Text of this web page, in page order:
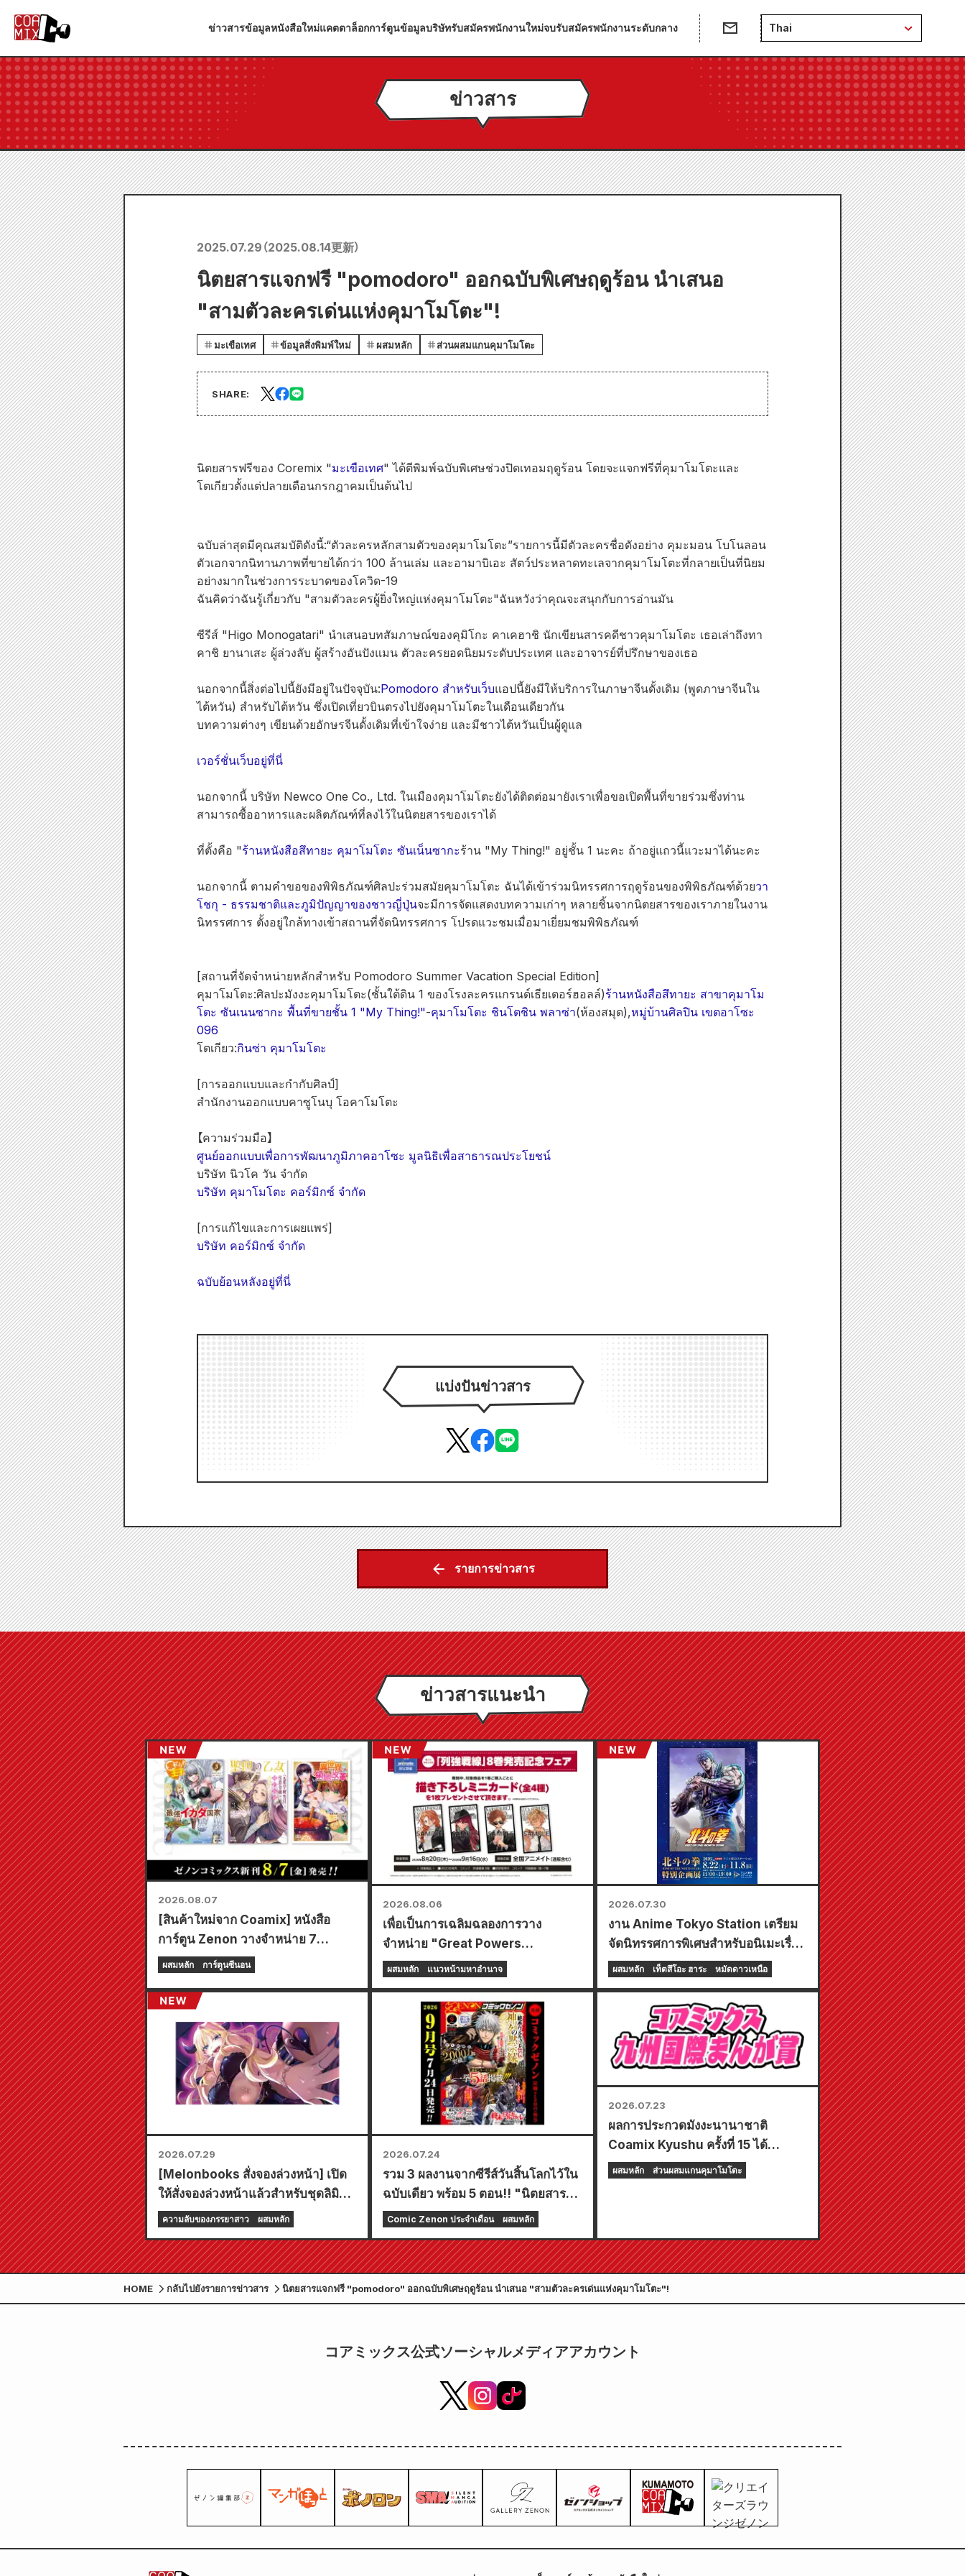
ข่าวสารข้อมูลหนังสือใหม่แคตตาล็อกการ์ตูนข้อมูลบริษัทรับสมัครพนักงานใหม่จบรับสมัครพนักงานระดับกลาง Thai
ข่าวสาร
2025.07.29 （2025.08.14更新）
นิตยสารแจกฟรี "pomodoro" ออกฉบับพิเศษฤดูร้อน นำเสนอ
"สามตัวละครเด่นแห่งคุมาโมโตะ"!
มะเขือเทศ ข้อมูลสิ่งพิมพ์ใหม่ ผสมหลัก ส่วนผสมแกนคุมาโมโตะ
SHARE:
นิตยสารฟรีของ Coremix "มะเขือเทศ" ได้ตีพิมพ์ฉบับพิเศษช่วงปิดเทอมฤดูร้อน โดยจะแจกฟรีที่คุมาโมโตะและ
โตเกียวตั้งแต่ปลายเดือนกรกฎาคมเป็นต้นไป
ฉบับล่าสุดมีคุณสมบัติดังนี้:“ตัวละครหลักสามตัวของคุมาโมโตะ”รายการนี้มีตัวละครชื่อดังอย่าง คุมะมอน โบโนลอน
ตัวเอกจากนิทานภาพที่ขายได้กว่า 100 ล้านเล่ม และอามาบิเอะ สัตว์ประหลาดทะเลจากคุมาโมโตะที่กลายเป็นที่นิยม
อย่างมากในช่วงการระบาดของโควิด-19
ฉันคิดว่าฉันรู้เกี่ยวกับ "สามตัวละครผู้ยิ่งใหญ่แห่งคุมาโมโตะ"ฉันหวังว่าคุณจะสนุกกับการอ่านมัน
ซีรีส์ "Higo Monogatari" นำเสนอบทสัมภาษณ์ของคุมิโกะ คาเคฮาชิ นักเขียนสารคดีชาวคุมาโมโตะ เธอเล่าถึงทา
คาชิ ยานาเสะ ผู้ล่วงลับ ผู้สร้างอันปังแมน ตัวละครยอดนิยมระดับประเทศ และอาจารย์ที่ปรึกษาของเธอ
นอกจากนี้สิ่งต่อไปนี้ยังมีอยู่ในปัจจุบัน:Pomodoro สำหรับเว็บแอปนี้ยังมีให้บริการในภาษาจีนดั้งเดิม (พูดภาษาจีนใน
ไต้หวัน) สำหรับไต้หวัน ซึ่งเปิดเที่ยวบินตรงไปยังคุมาโมโตะในเดือนเดียวกัน
บทความต่างๆ เขียนด้วยอักษรจีนดั้งเดิมที่เข้าใจง่าย และมีชาวไต้หวันเป็นผู้ดูแล
เวอร์ชั่นเว็บอยู่ที่นี่
นอกจากนี้ บริษัท Newco One Co., Ltd. ในเมืองคุมาโมโตะยังได้ติดต่อมายังเราเพื่อขอเปิดพื้นที่ขายร่วมซึ่งท่าน
สามารถซื้ออาหารและผลิตภัณฑ์ที่ลงไว้ในนิตยสารของเราได้
ที่ตั้งคือ "ร้านหนังสือสึทายะ คุมาโมโตะ ซันเน็นซากะร้าน "My Thing!" อยู่ชั้น 1 นะคะ ถ้าอยู่แถวนี้แวะมาได้นะคะ
นอกจากนี้ ตามคำขอของพิพิธภัณฑ์ศิลปะร่วมสมัยคุมาโมโตะ ฉันได้เข้าร่วมนิทรรศการฤดูร้อนของพิพิธภัณฑ์ด้วยวา
โชกุ - ธรรมชาติและภูมิปัญญาของชาวญี่ปุ่นจะมีการจัดแสดงบทความเก่าๆ หลายชิ้นจากนิตยสารของเราภายในงาน
นิทรรศการ ตั้งอยู่ใกล้ทางเข้าสถานที่จัดนิทรรศการ โปรดแวะชมเมื่อมาเยี่ยมชมพิพิธภัณฑ์
[สถานที่จัดจำหน่ายหลักสำหรับ Pomodoro Summer Vacation Special Edition]
คุมาโมโตะ:ศิลปะมังงะคุมาโมโตะ(ชั้นใต้ดิน 1 ของโรงละครแกรนด์เธียเตอร์ฮอลล์)ร้านหนังสือสึทายะ สาขาคุมาโม
โตะ ซันเนนซากะ พื้นที่ขายชั้น 1 "My Thing!"-คุมาโมโตะ ชินโตชิน พลาซ่า(ห้องสมุด),หมู่บ้านศิลปิน เขตอาโซะ
096
โตเกียว:กินซ่า คุมาโมโตะ
[การออกแบบและกำกับศิลป์]
สำนักงานออกแบบคาซูโนบุ โอคาโมโตะ
【ความร่วมมือ】
ศูนย์ออกแบบเพื่อการพัฒนาภูมิภาคอาโซะ มูลนิธิเพื่อสาธารณประโยชน์
บริษัท นิวโค วัน จำกัด
บริษัท คุมาโมโตะ คอร์มิกซ์ จำกัด
[การแก้ไขและการเผยแพร่]
บริษัท คอร์มิกซ์ จำกัด
ฉบับย้อนหลังอยู่ที่นี่
แบ่งปันข่าวสาร
รายการข่าวสาร
ข่าวสารแนะนำ
2026.08.07
[สินค้าใหม่จาก Coamix] หนังสือ
การ์ตูน Zenon วางจำหน่าย 7
สิงหาคม (ศุกร์)!
ผสมหลัก การ์ตูนซีนอน
2026.08.06
เพื่อเป็นการเฉลิมฉลองการวาง
จำหน่าย "Great Powers
Frontline" เล่มที่ 8 ล่าสุด ทางร้าน
Animate ทั่วประเทศจะจัดงานอีเวนต์
พิเศษในช่วงเวลาจำกัด เริ่มตั้งแต่วันที่
20 สิงหาคม โดยคุณสามารถรับมินิ
การ์ดสุดพิเศษ (ทั้งหมด 4 แบบ) ได้ที่นี่!
ผสมหลัก แนวหน้ามหาอำนาจ
2026.07.30
งาน Anime Tokyo Station เตรียม
จัดนิทรรศการพิเศษสำหรับอนิเมะเรื่อง
"Fist of the North Star"!!
ผสมหลัก เท็ตสึโอะ ฮาระ หมัดดาวเหนือ
2026.07.29
[Melonbooks สั่งจองล่วงหน้า] เปิด
ให้สั่งจองล่วงหน้าแล้วสำหรับชุดลิมิ
เต็ดเอดิชั่นพร้อมแผ่นรองเล่นพิเศษที่มี
วาดโดยคุโด! เล่มที่ 6 ล่าสุดของ
"ความลับของเจ้าสาวสาว" มีกำหนด
วางจำหน่ายในวันที่ 20 ตุลาคมนี้!
ความลับของภรรยาสาว ผสมหลัก
2026.07.24
รวม 3 ผลงานจากซีรีส์วันสิ้นโลกไว้ใน
ฉบับเดียว พร้อม 5 ตอน!! "นิตยสาร
การ์ตูนรายเดือน Zenon ฉบับเดือน
24 กรกฎาคม!!
Comic Zenon ประจำเดือน ผสมหลัก
2026.07.23
ผลการประกวดมังงะนานาชาติ
Coamix Kyushu ครั้งที่ 15 ได้
ประกาศออกมาแล้ว!
ผสมหลัก ส่วนผสมแกนคุมาโมโตะ
HOME กลับไปยังรายการข่าวสาร นิตยสารแจกฟรี "pomodoro" ออกฉบับพิเศษฤดูร้อน นำเสนอ "สามตัวละครเด่นแห่งคุมาโมโตะ"!
コアミックス公式ソーシャルメディアアカウント